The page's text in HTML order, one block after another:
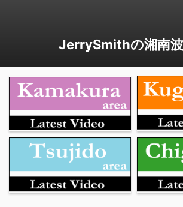
JerrySmithの湘南